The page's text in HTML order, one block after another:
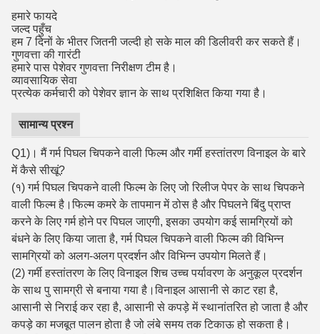
हमारे फायदे
जल्द पहुँच
हम 7 दिनों के भीतर जितनी जल्दी हो सके माल की डिलीवरी कर सकते हैं।
गुणवत्ता की गारंटी
हमारे पास पेशेवर गुणवत्ता निरीक्षण टीम है।
व्यावसायिक सेवा
प्रत्येक कर्मचारी को पेशेवर ज्ञान के साथ प्रशिक्षित किया गया है।
सामान्य प्रश्न
Q1)। मैं गर्म पिघल चिपकने वाली फिल्म और गर्मी हस्तांतरण विनाइल के बारे
में कैसे सीखूं?
(१) गर्म पिघल चिपकने वाली फिल्म के लिए जो रिलीज पेपर के साथ चिपकने
वाली फिल्म है।फिल्म कमरे के तापमान में ठोस है और पिघलने बिंदु प्राप्त
करने के लिए गर्म होने पर पिघल जाएगी, इसका उपयोग कई सामग्रियों को
बंधने के लिए किया जाता है, गर्म पिघल चिपकने वाली फिल्म की विभिन्न
सामग्रियों को अलग-अलग प्रदर्शन और विभिन्न उपयोग मिलते हैं।
(2) गर्मी हस्तांतरण के लिए विनाइल शिच उच्च पर्यावरण के अनुकूल प्रदर्शन
के साथ पु सामग्री से बनाया गया है।विनाइल आसानी से काट रहा है,
आसानी से निराई कर रहा है, आसानी से कपड़े में स्थानांतरित हो जाता है और
कपड़े का मजबूत पालन होता है जो लंबे समय तक टिकाऊ हो सकता है।